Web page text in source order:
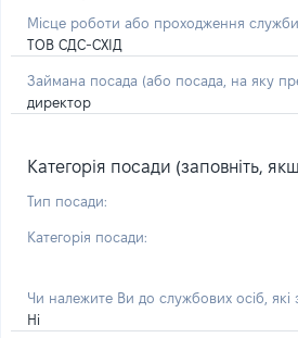
Місце роботи або проходження служби
ТОВ СДС-СХІД
Займана посада (або посада, на яку
директор
Категорія посади (заповніть,
Тип посади:
Категорія посади:
Чи належите Ви до службових осіб, які
Ні